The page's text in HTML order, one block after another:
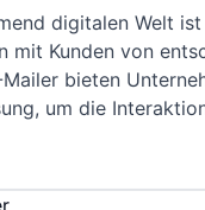
digitalen Welt
mit Kunden von
bieten
um die